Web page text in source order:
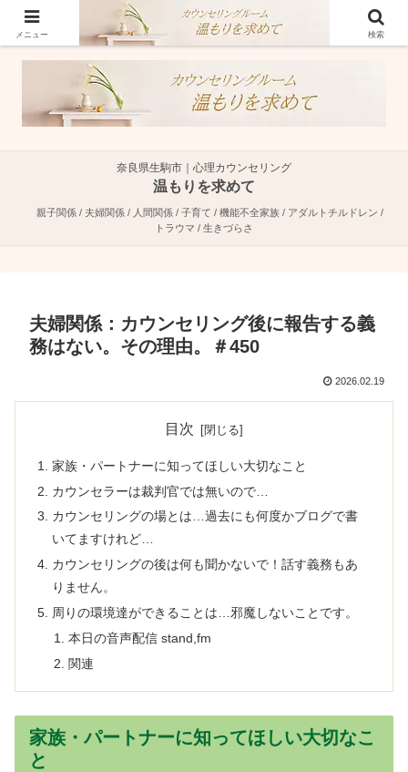
奈良県生駒市で親子関係・夫婦関係・人間関係に特化した心理カウンセラーで
す。
奈良県生駒市｜心理カウンセリング
温もりを求めて
親子関係 / 夫婦関係 / 人間関係 / 子育て / 機能不全家族 / アダルトチルドレン /
トラウマ / 生きづらさ
夫婦関係：カウンセリング後に報告する義
務はない。その理由。＃450
2026.02.19
目次
家族・パートナーに知ってほしい大切なこと
カウンセラーは裁判官では無いので…
カウンセリングの場とは…過去にも何度かブログで書
いてますけれど…
カウンセリングの後は何も聞かないで！話す義務もあ
りません。
周りの環境達ができることは…邪魔しないことです。
本日の音声配信 stand,fm
関連
家族・パートナーに知ってほしい大切なこ
と
メニュー 検索